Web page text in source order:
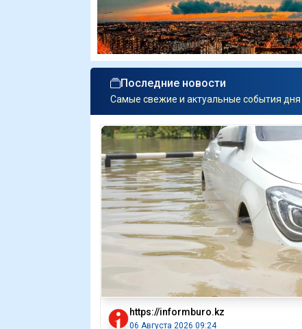
Последние новости
Самые свежие и актуальные события дня
https://informburo.kz
06 Августа 2026 09:24